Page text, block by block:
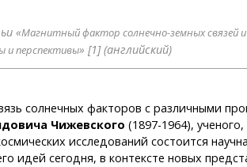
«Магнитный фактор солнечно-земных связей и
и перспективы» [1] (английский)
солнечных факторов с различными
Чижевского (1897-1964),
исследований состоится
идей сегодня, в контексте новых